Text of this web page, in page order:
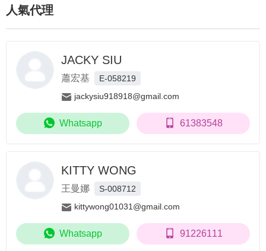
人氣代理
JACKY SIU
蕭宏基
E-058219
jackysiu918918@gmail.com
Whatsapp 61383548
KITTY WONG
王曼娜
S-008712
kittywong01031@gmail.com
Whatsapp 91226111